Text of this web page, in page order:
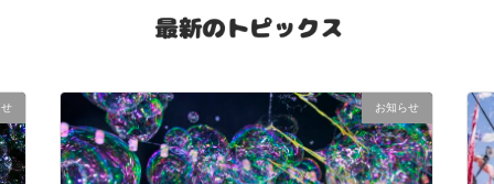
お知らせ